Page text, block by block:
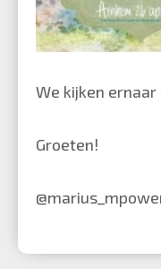
We kijken
Groeten!